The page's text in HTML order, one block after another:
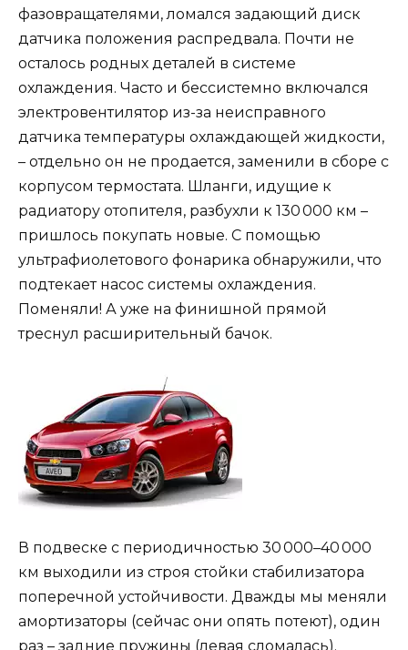
фазовращателями, ломался задающий диск
датчика положения распредвала. Почти не
осталось родных деталей в системе
охлаждения. Часто и бессистемно включался
электровентилятор из-за неисправного
датчика температуры охлаждающей жидкости,
– отдельно он не продается, заменили в сборе с
корпусом термостата. Шланги, идущие к
радиатору отопителя, разбухли к 130 000 км –
пришлось покупать новые. С помощью
ультрафиолетового фонарика обнаружили, что
подтекает насос системы охлаждения.
Поменяли! А уже на финишной прямой
треснул расширительный бачок.
В подвеске с периодичностью 30 000–40 000
км выходили из строя стойки стабилизатора
поперечной устойчивости. Дважды мы меняли
амортизаторы (сейчас они опять потеют), один
раз – задние пружины (левая сломалась).